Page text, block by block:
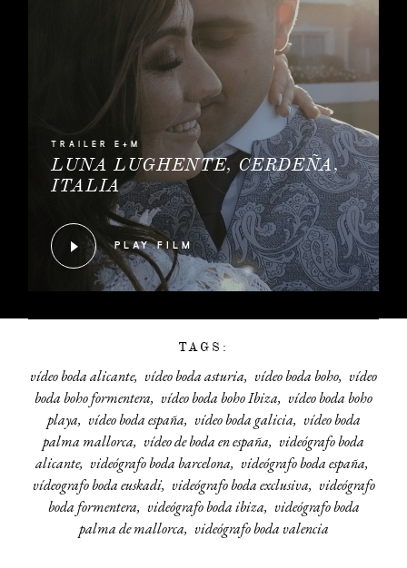
TRAILER E+M
LUNA LUGHENTE, CERDEÑA,
ITALIA
PLAY FILM
TAGS:
vídeo boda alicante vídeo boda asturia vídeo boda boho vídeo
boda boho formentera
vídeo boda boho Ibiza
vídeo boda boho
playa
vídeo boda españa vídeo boda galicia
vídeo boda
palma mallorca
vídeo de boda en españa
videógrafo boda
alicante videógrafo boda barcelona
videógrafo boda españa
vídeografo boda euskadi videógrafo boda exclusiva
videógrafo
boda formentera
videógrafo boda ibiza
videógrafo boda
palma de mallorca
videógrafo boda valencia